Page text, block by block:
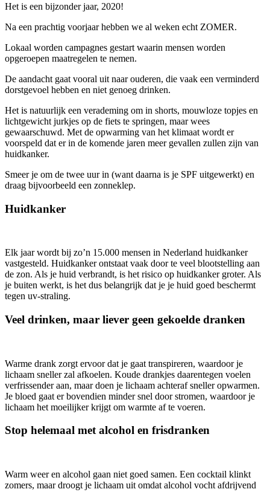
Het is een bijzonder jaar, 2020!
Na een prachtig voorjaar hebben we al weken echt ZOMER.
Lokaal worden campagnes gestart waarin mensen worden
opgeroepen maatregelen te nemen.
De aandacht gaat vooral uit naar ouderen, die vaak een verminderd
dorstgevoel hebben en niet genoeg drinken.
Het is natuurlijk een verademing om in shorts, mouwloze topjes en
lichtgewicht jurkjes op de fiets te springen, maar wees
gewaarschuwd. Met de opwarming van het klimaat wordt er
voorspeld dat er in de komende jaren meer gevallen zullen zijn van
huidkanker.
Smeer je om de twee uur in (want daarna is je SPF uitgewerkt) en
draag bijvoorbeeld een zonneklep.
Huidkanker
Elk jaar wordt bij zo’n 15.000 mensen in Nederland huidkanker
vastgesteld. Huidkanker ontstaat vaak door te veel blootstelling aan
de zon. Als je huid verbrandt, is het risico op huidkanker groter. Als
je buiten werkt, is het dus belangrijk dat je je huid goed beschermt
tegen uv-straling.
Veel drinken, maar liever geen gekoelde dranken
Warme drank zorgt ervoor dat je gaat transpireren, waardoor je
lichaam sneller zal afkoelen. Koude drankjes daarentegen voelen
verfrissender aan, maar doen je lichaam achteraf sneller opwarmen.
Je bloed gaat er bovendien minder snel door stromen, waardoor je
lichaam het moeilijker krijgt om warmte af te voeren.
Stop helemaal met alcohol en frisdranken
Warm weer en alcohol gaan niet goed samen. Een cocktail klinkt
zomers, maar droogt je lichaam uit omdat alcohol vocht afdrijvend